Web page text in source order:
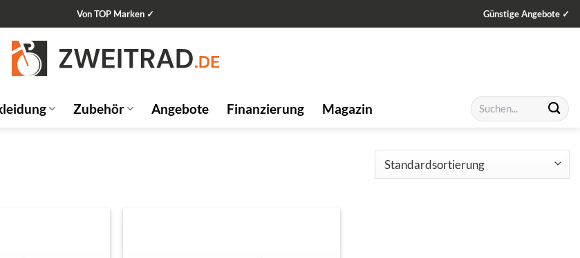
Von TOP Marken ✓ Günstige Angebote ✓
Zubehör Angebote Finanzierung Magazin
Suchen
nach: